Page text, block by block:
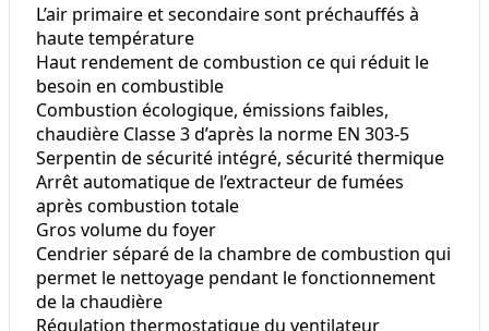
L’air primaire et secondaire sont préchauffés à
haute température
Haut rendement de combustion ce qui réduit le
besoin en combustible
Combustion écologique, émissions faibles,
chaudière Classe 3 d’après la norme EN 303-5
Serpentin de sécurité intégré, sécurité thermique
Arrêt automatique de l’extracteur de fumées
après combustion totale
Gros volume du foyer
Cendrier séparé de la chambre de combustion qui
permet le nettoyage pendant le fonctionnement
de la chaudière
Régulation thermostatique du ventilateur